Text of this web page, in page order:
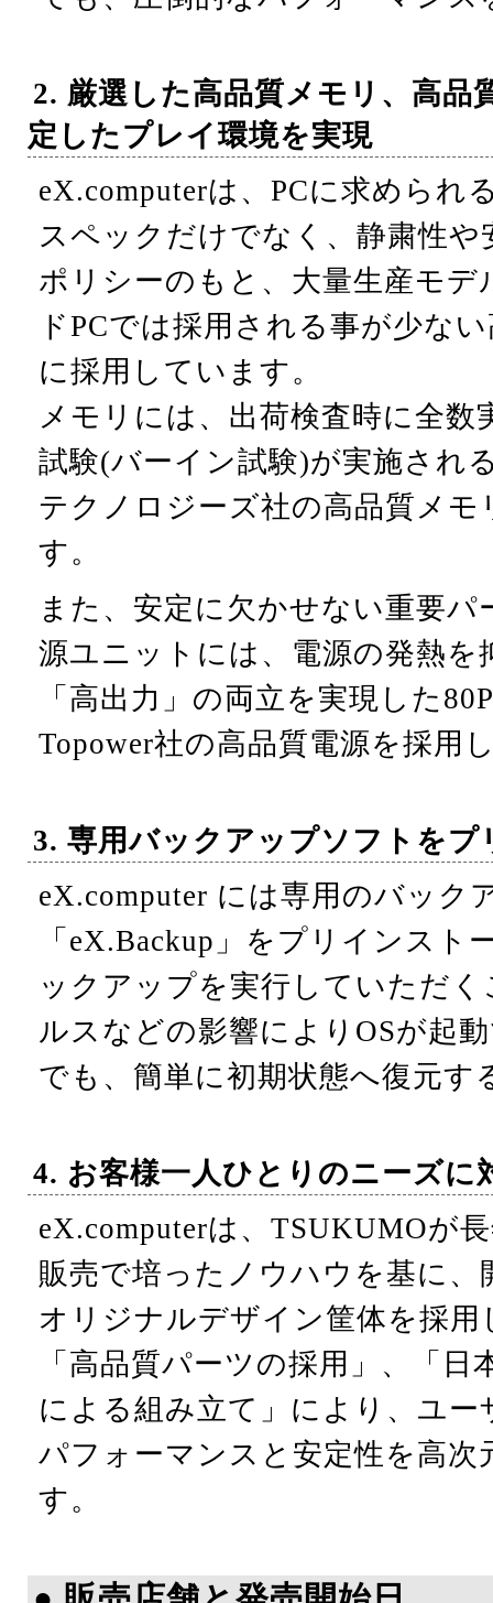
2. 厳選した高品質メモリ、高品
定したプレイ環境を実現
eX.computerは、PCに求められ
スペックだけでなく、静粛性や
ポリシーのもと、大量生産モ
ドPCでは採用される事が少な
に採用しています。
メモリには、出荷検査時に全数
試験(バーイン試験)が実施され
テクノロジーズ社の高品質メモ
す。
また、安定に欠かせない重要
源ユニットには、電源の発熱を
「高出力」の両立を実現した
Topower社の高品質電源を採用
3. 専用バックアップソフトをプ
eX.computer には専用のバック
「eX.Backup」をプリインスト
ックアップを実行していただ
ルスなどの影響によりOSが起
でも、簡単に初期状態へ復元す
4. お客様一人ひとりのニーズに
eX.computerは、TSUKUMOが
販売で培ったノウハウを基に、
オリジナルデザイン筐体を採
「高品質パーツの採用」、「
による組み立て」により、ユ
パフォーマンスと安定性を高次
す。